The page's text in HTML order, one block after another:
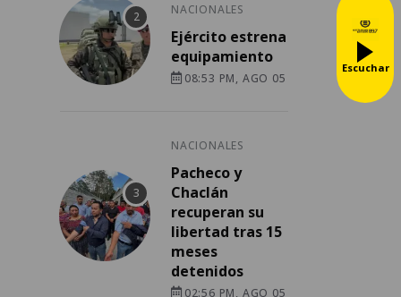
NACIONALES
Ejército estrena
equipamiento
08:53 PM, AGO 05
NACIONALES
Pacheco y
Chaclán
recuperan su
libertad tras 15
meses
detenidos
02:56 PM, AGO 05
Escuchar